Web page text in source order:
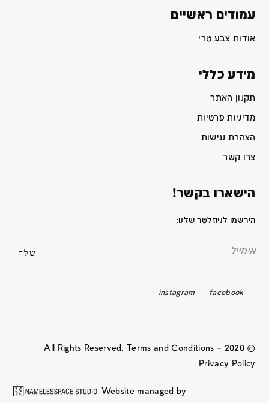
עמודים ראשיים
אודות צבע טרי
מידע כללי
תקנון האתר
מדיניות פרטיות
הצהרת נגישות
צרו קשר
הישארו בקשר!
הירשמו לניוזלטר שלנו:
facebook
instagram
© 2020 All Rights Reserved. Terms and Conditions –
Privacy Policy
Website managed by